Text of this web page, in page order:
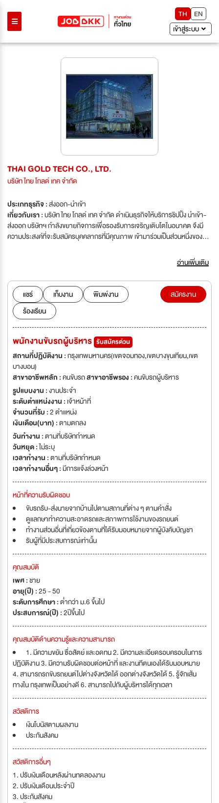
TH
EN
เข้าสู่ระบบ
THAI GOLD TECH CO., LTD.
บริษัท ไทย โกลด์ เทค จำกัด
ประเภทธุรกิจ :ส่งออก-นำเข้า
เกี่ยวกับเรา :บริษัท ไทย โกลด์ เทค จำกัด ดำเนินธุรกิจให้บริการชิปปิ้ง นำเข้า-
ส่งออก บริษัทฯ กำลังขยายกิจการเพื่อรองรับการเจริญเติบโตในอนาคต จึงมี
ความประสงค์ที่จะรับสมัครบุคคลากรที่มีคุณภาพ เข้ามาร่วมเป็นส่วนหนึ่งของทีม
หนึ่งของธุรกิจต่อไป บริษัทฯ มีความประสงค์จะรับสมัครบุคคลากรที่มีความรู้
ความสามารถ ความกระตือรือร้น และประสบการณ์สำหรับทุกตำแหน่งดังนี้
อ่านเพิ่มเติม
แชร์ เก็บงาน
พิมพ์งาน
ร้องเรียน
สมัครงาน
พนักงานขับรถผู้บริหาร รับสมัครด่วน
สถานที่ปฏิบัติงาน :กรุงเทพมหานคร(เขตจอมทอง,เขตบางขุนเทียน,เขต
บางบอน)
สาขาอาชีพหลัก :คนขับรถสาขาอาชีพรอง :คนขับรถผู้บริหาร
รูปแบบงาน :งานประจำ
ระดับตำแหน่งงาน : เจ้าหน้าที่
จำนวนที่รับ :2 ตำแหน่ง
เงินเดือน(บาท) :ตามตกลง
วันทำงาน :ตามที่บริษัทกำหนด
วันหยุด :ไม่ระบุ
เวลาทำงาน :ตามที่บริษัทกำหนด
เวลาทำงานอื่นๆ :มีการแจ้งล่วงหน้า
หน้าที่ความรับผิดชอบ
ขับรถรับ-ส่งนายจากบ้านไปตามสถานที่ต่าง ๆ ตามคำสั่ง
ดูแลกษาทำความสะอาดรถและสภาพการใช้งานของรถยนต์
ทำงานส่วนอื่นที่เกี่ยวข้องตามที่ได้รับมอบหมายจากผู้บังคับบัญชา
รับผู้ที่มีประสบการณ์เท่านั้น
คุณสมบัติ
เพศ :ชาย
อายุ(ปี) :25 - 50
ระดับการศึกษา :ต่ำกว่า ม.6 ขึ้นไป
ประสบการณ์(ปี) :2ปีขึ้นไป
คุณสมบัติด้านความรู้และความสามารถ
1. มีความขยัน ซื่อสัตย์ และอดทน 2. มีความละเอียดรอบครอบในการ
ปฏิบัติงาน 3. มีความรับผิดชอบต่อหน้าที่ และงานทีตนเองได้รับมอบหมาย
4. สามารถรถขับรถยนต์ไปต่างจังหวัดได้ ออกต่างจังหวัดได้ 5. รู้จักเส้น
ทางใน กรุงเทพเป็นอย่างดี 6. สามารถไปกับผู้บริหารได้ทุกเวลา
สวัสดิการ
เงินโบนัสตามผลงาน
ประกันสังคม
สวัสดิการอื่นๆ
1. ปรับเงินเดือนหลังผ่านทดลองงาน
2. ปรับเงินเดือนประจำปี
3. ประกันสังคม